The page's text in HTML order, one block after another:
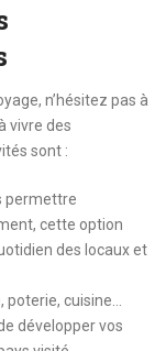
n’hésitez pas à
vivre des
sont :
permettre
cette option
des locaux et
poterie, cuisine…
développer vos